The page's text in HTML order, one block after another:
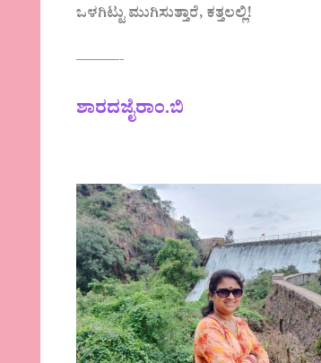
ಒಳಗಿಟ್ಟು ಮುಗಿಸುತ್ತಾರೆ, ಕತ್ತಲಲ್ಲಿ!
———-
ಶಾರದಜೈರಾಂ.ಬಿ